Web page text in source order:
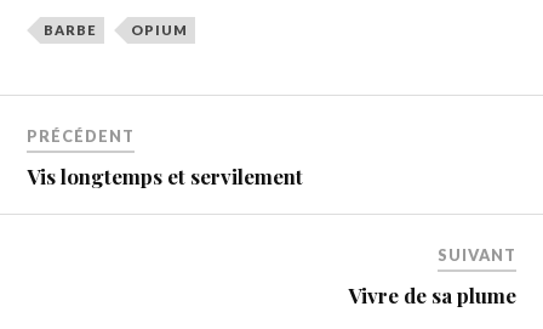
BARBE OPIUM
PRÉCÉDENT
Vis longtemps et servilement
SUIVANT
Vivre de sa plume